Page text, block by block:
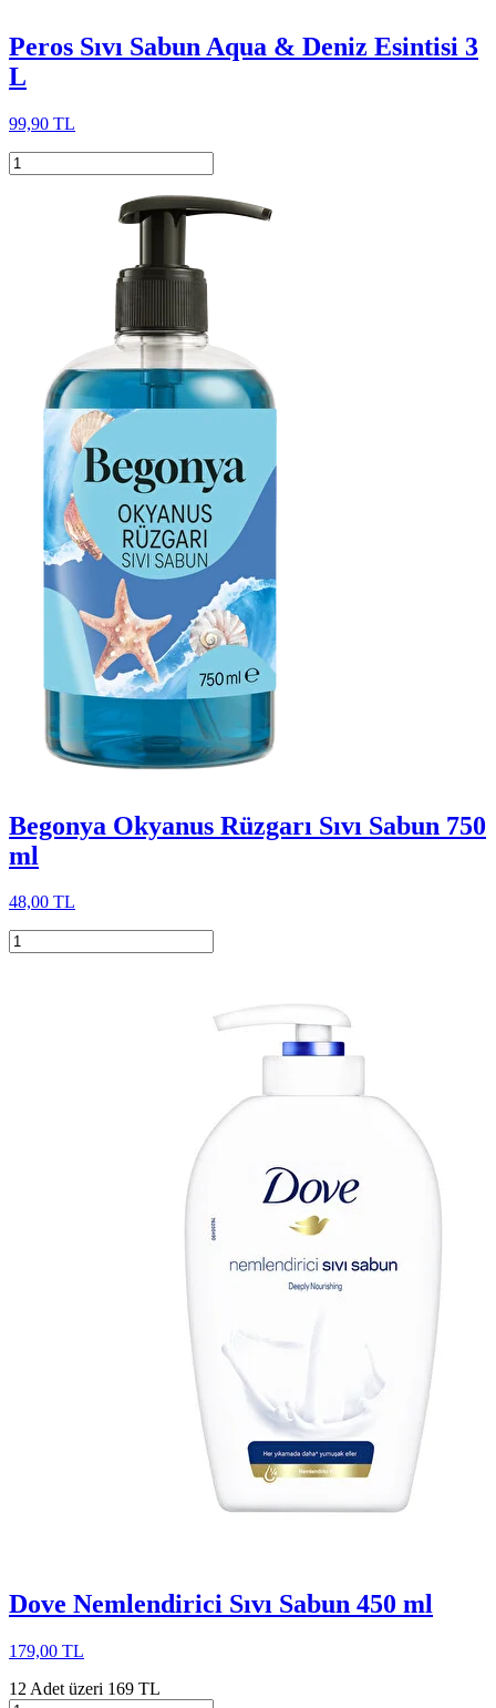
Peros Sıvı Sabun Aqua & Deniz Esintisi 3
L
99,90 TL
Begonya Okyanus Rüzgarı Sıvı Sabun 750
ml
48,00 TL
Dove Nemlendirici Sıvı Sabun 450 ml
179,00 TL
12 Adet üzeri 169 TL